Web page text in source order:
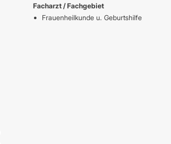
Facharzt / Fachgebiet
Frauenheilkunde u. Geburtshilfe